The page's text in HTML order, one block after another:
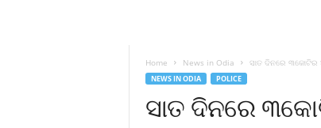
Home News in Odia ସାତ ଦିନରେ ୩କୋଟିର
NEWS IN ODIA POLICE
ସାତ ଦିନରେ